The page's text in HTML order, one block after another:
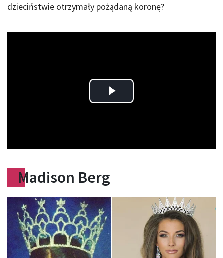
dzieciństwie otrzymały pożądaną koronę?
Play
Madison Berg